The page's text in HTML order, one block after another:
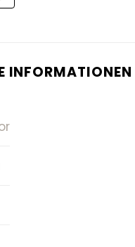
INFORMATIONEN